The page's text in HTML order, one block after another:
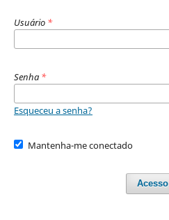
Usuário *
Senha *
Esqueceu a senha?
Mantenha-me conectado
Acesso